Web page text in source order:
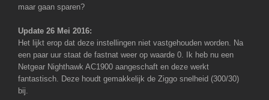
maar gaan sparen?
Update 26 Mei 2016:
Het lijkt erop dat deze instellingen niet vastgehouden worden. Na
een paar uur staat de fastnat weer op waarde 0. Ik heb nu een
Netgear Nighthawk AC1900 aangeschaft en deze werkt
fantastisch. Deze houdt gemakkelijk de Ziggo snelheid (300/30)
bij.